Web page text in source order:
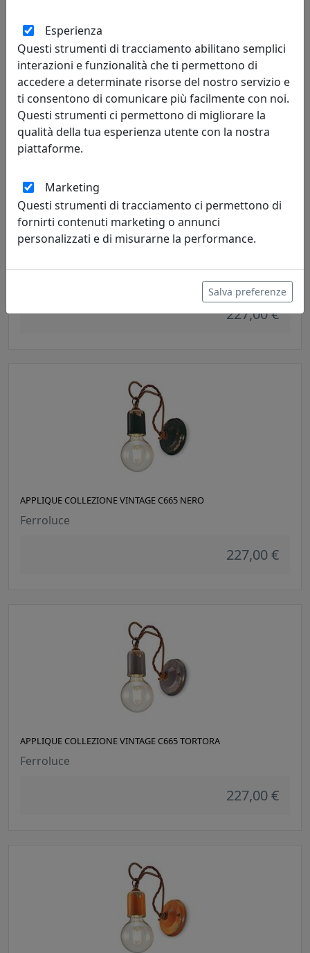
Ferroluce
301,00 €
227,00 €
APPLIQUE COLLEZIONE VINTAGE C665 NERO
Ferroluce
227,00 €
APPLIQUE COLLEZIONE VINTAGE C665 TORTORA
Ferroluce
227,00 €
Esperienza
Questi strumenti di tracciamento abilitano semplici
interazioni e funzionalità che ti permettono di
accedere a determinate risorse del nostro servizio e
ti consentono di comunicare più facilmente con noi.
Questi strumenti ci permettono di migliorare la
qualità della tua esperienza utente con la nostra
piattaforme.
Marketing
Questi strumenti di tracciamento ci permettono di
fornirti contenuti marketing o annunci
personalizzati e di misurarne la performance.
Salva preferenze